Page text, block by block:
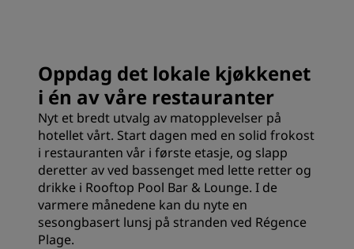
Oppdag det lokale kjøkkenet
i én av våre restauranter
Nyt et bredt utvalg av matopplevelser på
hotellet vårt. Start dagen med en solid frokost
i restauranten vår i første etasje, og slapp
deretter av ved bassenget med lette retter og
drikke i Rooftop Pool Bar & Lounge. I de
varmere månedene kan du nyte en
sesongbasert lunsj på stranden ved Régence
Plage.